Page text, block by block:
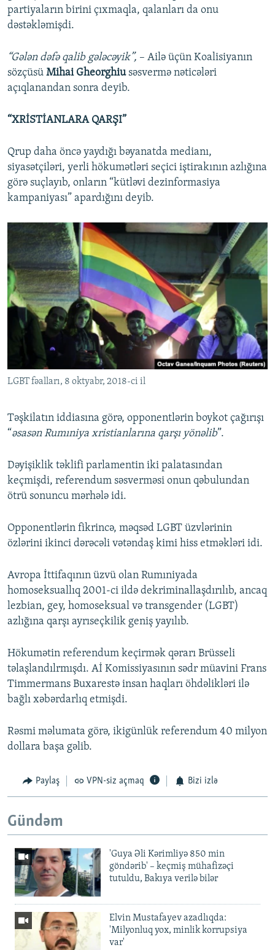
partiyaların birini çıxmaqla, qalanları da onu
dəstəkləmişdi.
“Gələn dəfə qalib gələcəyik”, – Ailə üçün Koalisiyanın
sözçüsü Mihai Gheorghiusəsvermə nəticələri
açıqlanandan sonra deyib.
“XRİSTİANLARA QARŞI”
Qrup daha öncə yaydığı bəyanatda medianı,
siyasətçiləri, yerli hökumətləri seçici iştirakının azlığına
görə suçlayıb, onların “kütləvi dezinformasiya
kampaniyası” apardığını deyib.
LGBT fəalları, 8 oktyabr, 2018-ci il
Təşkilatın iddiasına görə, opponentlərin boykot çağırışı
“əsasən Rumıniya xristianlarına qarşı yönəlib”.
Dəyişiklik təklifi parlamentin iki palatasından
keçmişdi, referendum səsverməsi onun qəbulundan
ötrü sonuncu mərhələ idi.
Opponentlərin fikrincə, məqsəd LGBT üzvlərinin
özlərini ikinci dərəcəli vətəndaş kimi hiss etməkləri idi.
Avropa İttifaqının üzvü olan Rumıniyada
homoseksuallıq 2001-ci ildə dekriminallaşdırılıb, ancaq
lezbian, gey, homoseksual və transgender (LGBT)
azlığına qarşı ayrıseçkilik geniş yayılıb.
Hökumətin referendum keçirmək qərarı Brüsseli
təlaşlandılrmışdı. Aİ Komissiyasının sədr müavini Frans
Timmermans Buxarestə insan haqları öhdəlikləri ilə
bağlı xəbərdarlıq etmişdi.
Rəsmi məlumata görə, ikigünlük referendum 40 milyon
dollara başa gəlib.
Paylaş VPN-siz açmaq Bizi izlə
Gündəm
'Guya Əli Kərimliyə 850 min
göndərib' – keçmiş mühafizəçi
tutuldu, Bakıya verilə bilər
Elvin Mustafayev azadlıqda:
'Milyonluq yox, minlik korrupsiya
var'